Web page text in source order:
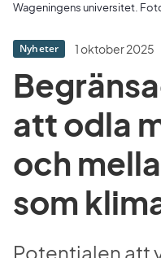
Wageningens universitet.
Nyheter 1 oktober 2025
att odla
och
som
Potentialen att